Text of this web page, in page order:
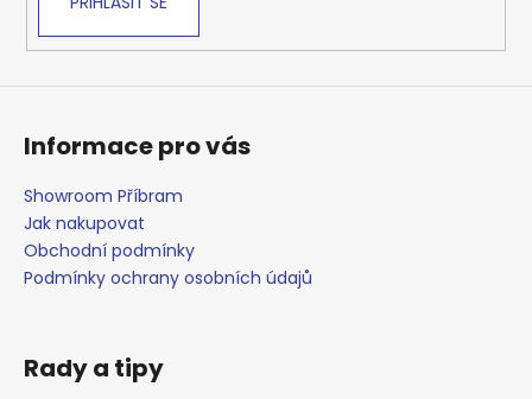
Informace pro vás
Showroom Příbram
Jak nakupovat
Obchodní podmínky
Podmínky ochrany osobních údajů
Rady a tipy